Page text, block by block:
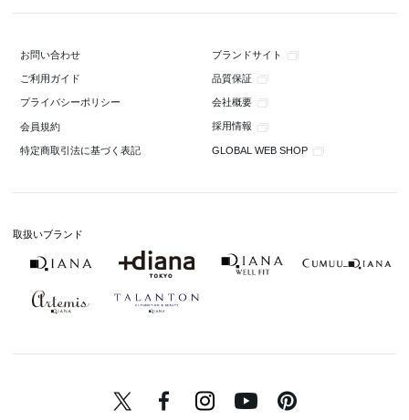
お問い合わせ ブランドサイト
ご利用ガイド 品質保証
プライバシーポリシー 会社概要
会員規約 採用情報
特定商取引法に基づく表記 GLOBAL WEB SHOP
取扱いブランド